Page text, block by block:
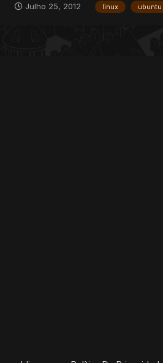
(Monstros dropam items epic, rare,
Julho 25, 2012 linux ubuntu